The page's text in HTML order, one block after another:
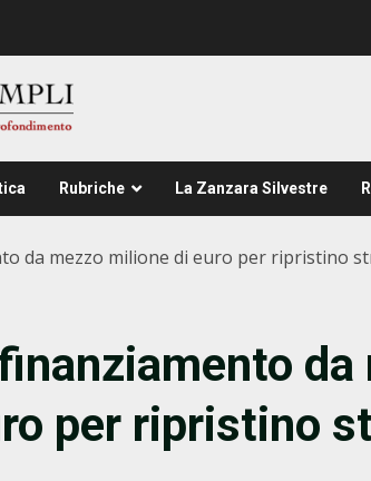
Rubriche La Zanzara Silvestre
da mezzo milione di euro per ripristino
da
per ripristino